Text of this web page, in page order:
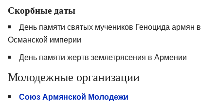
Скорбные даты
День памяти святых мучеников Геноцида армян в
Османской империи
День памяти жертв землетрясения в Армении
Молодежные организации
Союз Армянской Молодежи